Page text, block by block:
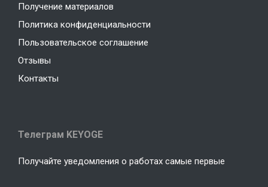
Получение материалов
Политика конфиденциальности
Пользовательское соглашение
Отзывы
Контакты
Телеграм KEYOGE
Получайте уведомления о работах самые первые